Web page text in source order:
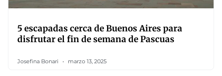
5 escapadas cerca de Buenos Aires para
disfrutar el fin de semana de Pascuas
Josefina Bonari marzo 13, 2025